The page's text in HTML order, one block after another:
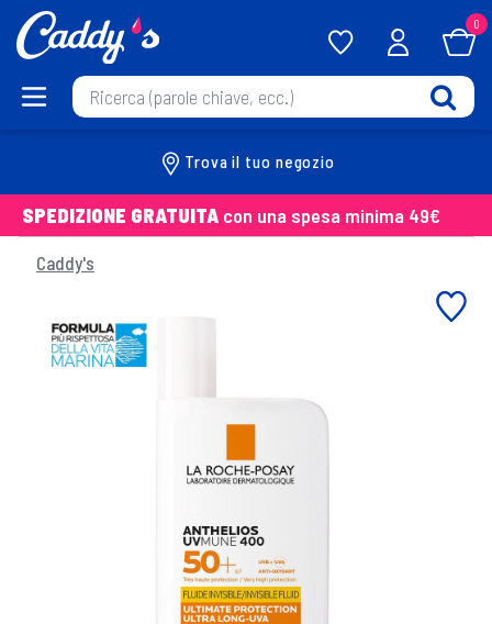
0
Trova il tuo negozio
SPEDIZIONE GRATUITA con una spesa minima 49€
Caddy's